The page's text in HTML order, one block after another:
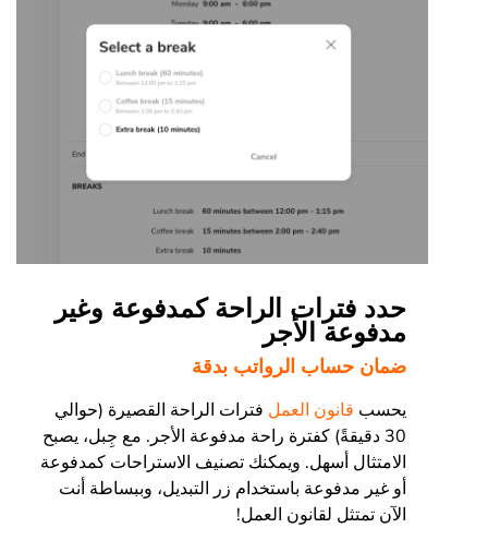
حدد فترات الراحة كمدفوعة وغير
مدفوعة الأجر
ضمان حساب الرواتب بدقة
يحسب قانون العمل فترات الراحة القصيرة (حوالي
30 دقيقةً) كفترة راحة مدفوعة الأجر. مع جِبل، يصبح
الامتثال أسهل. ويمكنك تصنيف الاستراحات كمدفوعة
أو غير مدفوعة باستخدام زر التبديل، وببساطة أنت
الآن تمتثل لقانون العمل!